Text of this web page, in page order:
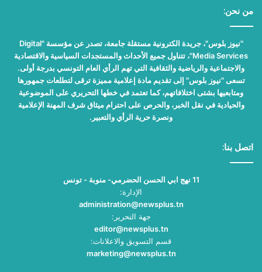
من نحن:
"نيوز بلوس"، جريدة الكترونية مستقلة جامعة، تصدر عن مؤسسة "Digital
Media Services"، تتناول جميع الأحداث والمستجدات السياسية والاقتصادية
والاجتماعية والرياضية والثقافية التي تهم الرأي العام التونسي بدرجة أولى.
تسعى "نيوز بلوس" إلى تقديم مادة إعلامية مميزة ترقى لتطلعات جمهورها
ومتابعيها بشتى اختلافاتهم، كما تعتمد في خطها التحريري على الموضوعية
والحيادية في نقل الخبر، والحرص على احترام ميثاق شرف المهنة الإعلامية
ونصرة حرية الرأي والتعبير.
اتصل بنا:
11 نهج ابي الحسن الحضرمي- منوبة - تونس
الإدارة:
administration@newsplus.tn
جهة التحرير:
editor@newsplus.tn
قسم التسويق والاعلانات:
marketing@newsplus.tn